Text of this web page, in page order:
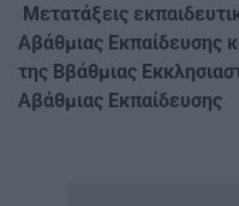
Μετατάξεις
Αβάθμιας Εκπαίδευσης
της Ββάθμιας
Αβάθμιας Εκπαίδευσης